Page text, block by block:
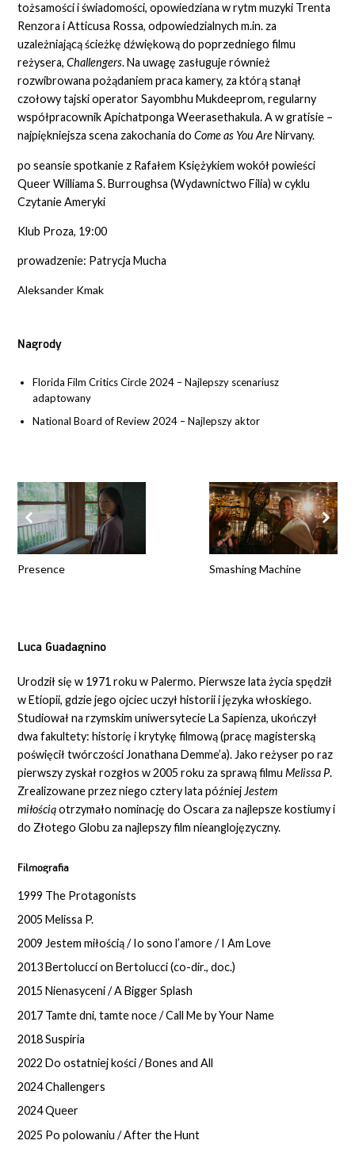
Presence Smashing Machine
tożsamości i świadomości, opowiedziana w rytm muzyki Trenta
Renzora i Atticusa Rossa, odpowiedzialnych m.in. za
uzależniającą ścieżkę dźwiękową do poprzedniego filmu
reżysera,Challengers. Na uwagę zasługuje również
rozwibrowana pożądaniem praca kamery, za którą stanął
czołowy tajski operator Sayombhu Mukdeeprom, regularny
współpracownik Apichatponga Weerasethakula. A w gratisie –
najpiękniejsza scena zakochania doCome as You AreNirvany.
po seansie spotkanie z Rafałem Księżykiem wokół powieści
Queer Williama S. Burroughsa (Wydawnictwo Filia) w cyklu
Czytanie Ameryki
Klub Proza, 19:00
prowadzenie: Patrycja Mucha
Aleksander Kmak
Nagrody
Florida Film Critics Circle 2024 – Najlepszy scenariusz
adaptowany
National Board of Review 2024 – Najlepszy aktor
Luca Guadagnino
Urodził się w 1971 roku w Palermo. Pierwsze lata życia spędził
w Etiopii, gdzie jego ojciec uczył historii i języka włoskiego.
Studiował na rzymskim uniwersytecie La Sapienza, ukończył
dwa fakultety: historię i krytykę filmową (pracę magisterską
poświęcił twórczości Jonathana Demme’a). Jako reżyser po raz
pierwszy zyskał rozgłos w 2005 roku za sprawą filmuMelissa P.
Zrealizowane przez niego cztery lata później Jestem
miłościąotrzymało nominację do Oscara za najlepsze kostiumy i
do Złotego Globu za najlepszy film nieanglojęzyczny.
Filmografia
1999 The Protagonists
2005 Melissa P.
2009 Jestem miłością / Io sono l’amore / I Am Love
2013 Bertolucci on Bertolucci (co-dir., doc.)
2015 Nienasyceni / A Bigger Splash
2017 Tamte dni, tamte noce / Call Me by Your Name
2018 Suspiria
2022 Do ostatniej kości / Bones and All
2024 Challengers
2024 Queer
2025 Po polowaniu / After the Hunt